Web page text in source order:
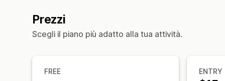
Prezzi
Scegli il piano più adatto alla tua attività.
FREE ENTRY